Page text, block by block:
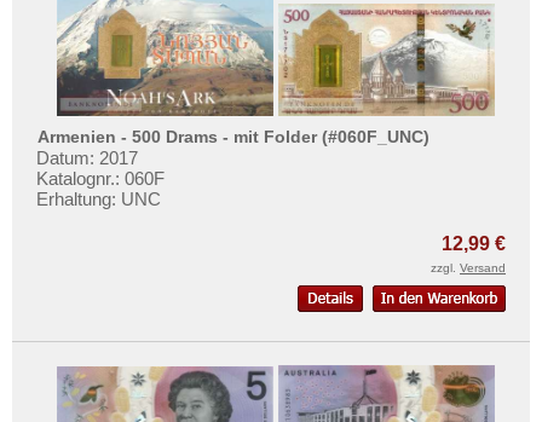
Armenien - 500 Drams - mit Folder (#060F_UNC)
Datum: 2017
Katalognr.: 060F
Erhaltung: UNC
12,99 €
zzgl. Versand